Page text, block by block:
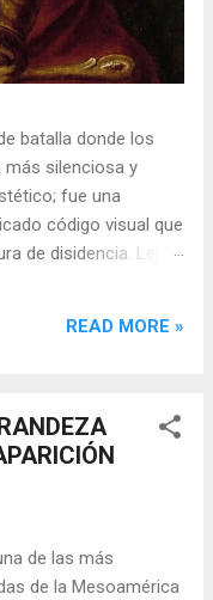
batalla donde los
más silenciosa y
fue una
código visual que
de disidencia. Lejos
su necesidad de
su integridad
las distorsiones y los
de eludir a los
reflejo de la realidad,
Los pintores
y dominaban
READ MORE »
de las más
de la Mesoamérica